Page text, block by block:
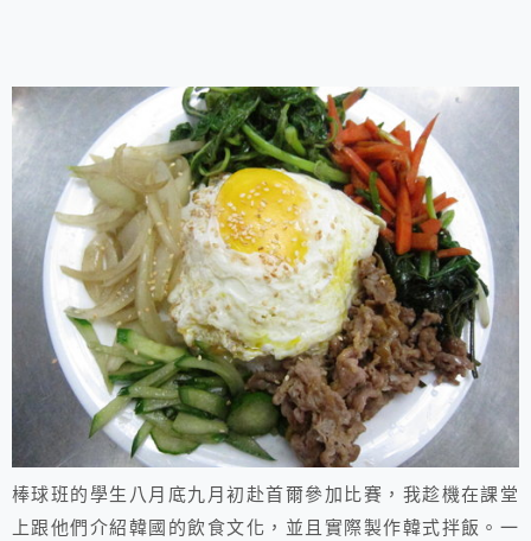
棒球班的學生八月底九月初赴首爾參加比賽，我趁機在課堂
上跟他們介紹韓國的飲食文化，並且實際製作韓式拌飯。一